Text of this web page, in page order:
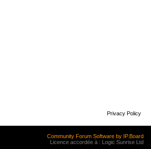
Privacy Policy
Community Forum Software by IP.Board
Licence accordée à : Logic Sunrise Ltd